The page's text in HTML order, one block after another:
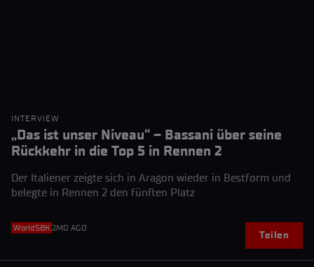
INTERVIEW
„Das ist unser Niveau“ – Bassani über seine
Rückkehr in die Top 5 in Rennen 2
Der Italiener zeigte sich in Aragon wieder in Bestform und
belegte in Rennen 2 den fünften Platz
WorldSBK 2MO AGO
Teilen